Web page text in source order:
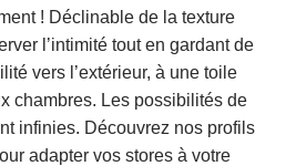
! Déclinable de la texture
l’intimité tout en gardant de
vers l’extérieur, à une toile
chambres. Les possibilités de
infinies. Découvrez nos profils
adapter vos stores à votre